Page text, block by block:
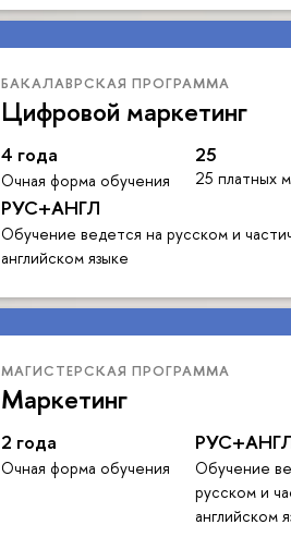
БАКАЛАВРСКАЯ ПРОГРАММА
Цифровой маркетинг
4 года
Очная форма обучения
25
25 платных
РУС+АНГЛ
Обучение ведется на русском и
английском языке
МАГИСТЕРСКАЯ ПРОГРАММА
Маркетинг
2 года
Очная форма обучения
Обучение
русском и
английском